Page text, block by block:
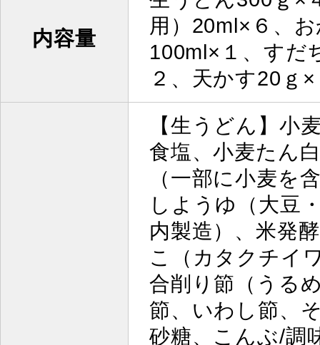
内容量
用）20ml×６、
100ml×１、すだ
２、天かす20ｇ
【生うどん】小
食塩、小麦たん
（一部に小麦を
しようゆ（大豆
内製造）、米発
こ（カタクチイ
合削り節（うる
節、いわし節、
砂糖、こんぶ/調